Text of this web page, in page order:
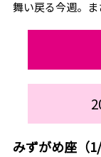
舞い戻る今週。ま
みずがめ座（